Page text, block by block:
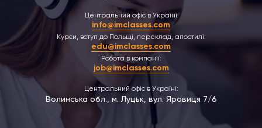
Центральний офіс в Україні
info@imclasses.com
Курси, вступ до Польщі, переклад, апостилі:
edu@imclasses.com
Робота в компанії:
job@imclasses.com
Центральний офіс в Україні:
Волинська обл., м. Луцьк, вул. Яровиця 7/6